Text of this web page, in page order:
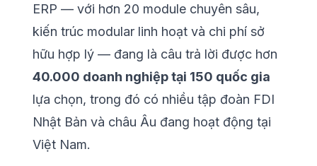
ERP — với hơn 20 module chuyên sâu,
kiến trúc modular linh hoạt và chi phí sở
hữu hợp lý — đang là câu trả lời được hơn
40.000 doanh nghiệp tại 150 quốc gia
lựa chọn, trong đó có nhiều tập đoàn FDI
Nhật Bản và châu Âu đang hoạt động tại
Việt Nam.